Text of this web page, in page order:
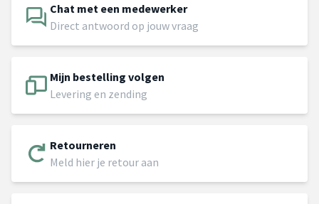
Chat met een medewerker
Direct antwoord op jouw vraag
Mijn bestelling volgen
Levering en zending
Retourneren
Meld hier je retour aan